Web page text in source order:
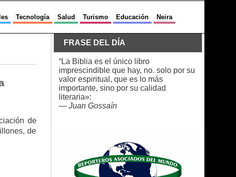
Tecnología Salud Turismo Educación Neira
de
de
FRASE DEL DÍA
“La Biblia es el único libro
imprescindible que hay, no. solo por su
valor espiritual, que es lo más
importante, sino por su calidad
literaria»:
— Juan Gossaín